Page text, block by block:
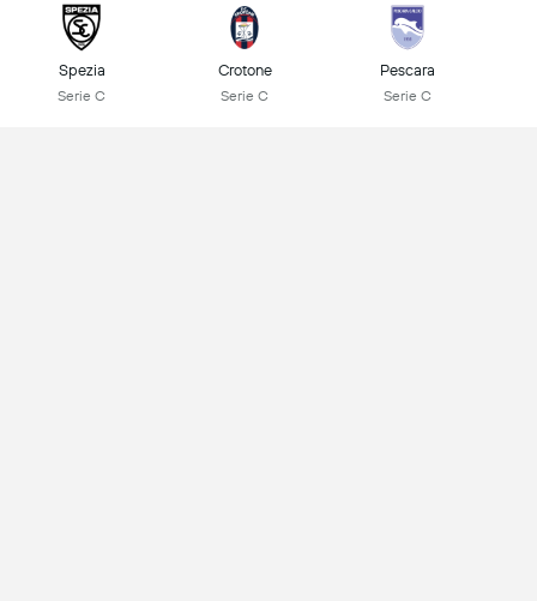
Spezia
Serie C
Crotone
Serie C
Pescara
Serie C